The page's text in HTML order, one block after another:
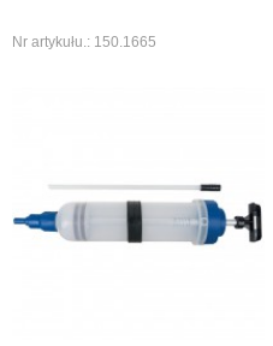
Nr artykułu.: 150.1665